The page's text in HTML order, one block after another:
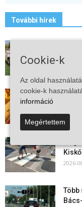
További hírek
2026-
Mi
2026-
2026-
Több
Cookie-k
Az oldal
cookie-k
információ
Megértettem